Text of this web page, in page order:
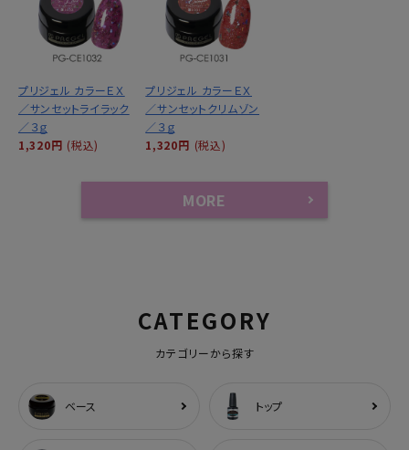
プリジェル カラーＥＸ
／サンセットライラック
／３ｇ
1,320円 (税込)
プリジェル カラーＥＸ
／サンセットクリムゾン
／３ｇ
1,320円 (税込)
MORE
CATEGORY
カテゴリーから探す
ベース トップ